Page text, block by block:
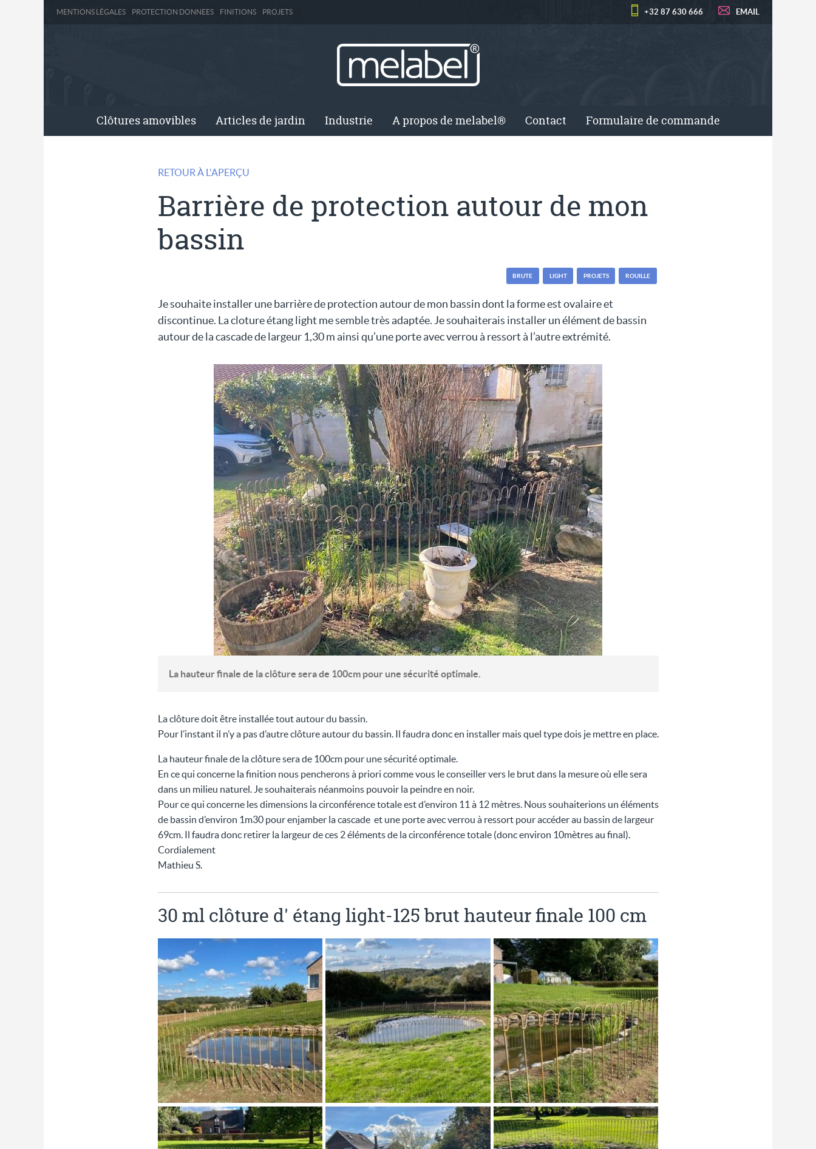
MENTIONS LÉGALES PROTECTION DONNEES FINITIONS PROJETS +32 87 630 666 EMAIL
Clôtures amovibles Articles de jardin Industrie A propos de melabel® Contact Formulaire de commande
RETOUR À L'APERÇU
Barrière de protection autour de mon
bassin
BRUTE LIGHT PROJETS ROUILLE
Je souhaite installer une barrière de protection autour de mon bassin dont la forme est ovalaire et
discontinue. La cloture étang light me semble très adaptée. Je souhaiterais installer un élément de bassin
autour de la cascade de largeur 1,30 m ainsi qu’une porte avec verrou à ressort à l’autre extrémité.
La hauteur finale de la clôture sera de 100cm pour une sécurité optimale.
La clôture doit être installée tout autour du bassin.
Pour l’instant il n’y a pas d’autre clôture autour du bassin. Il faudra donc en installer mais quel type dois je mettre en place.
La hauteur finale de la clôture sera de 100cm pour une sécurité optimale.
En ce qui concerne la finition nous pencherons à priori comme vous le conseiller vers le brut dans la mesure où elle sera
dans un milieu naturel. Je souhaiterais néanmoins pouvoir la peindre en noir.
Pour ce qui concerne les dimensions la circonférence totale est d’environ 11 à 12 mètres. Nous souhaiterions un éléments
de bassin d’environ 1m30 pour enjamber la cascade et une porte avec verrou à ressort pour accéder au bassin de largeur
69cm. Il faudra donc retirer la largeur de ces 2 éléments de la circonférence totale (donc environ 10mètres au final).
Cordialement
Mathieu S.
30 ml clôture d' étang light-125 brut hauteur finale 100 cm